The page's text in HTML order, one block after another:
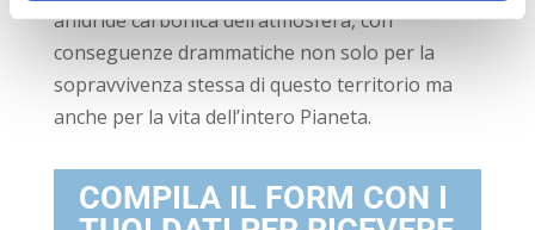
anidride carbonica dell’atmosfera, con
conseguenze drammatiche non solo per la
sopravvivenza stessa di questo territorio ma
anche per la vita dell’intero Pianeta.
COMPILA IL FORM CON I